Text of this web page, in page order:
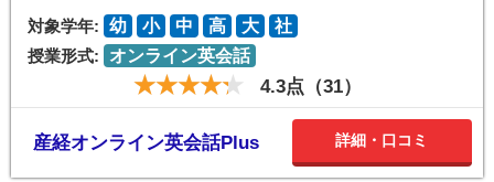
対象学年: 幼 小 中 高 大
社
授業形式:
オンライン英会話
4.3点（31）
産経オンライン英会話Plus 詳細・口コミ